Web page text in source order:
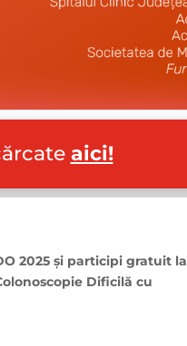
aici!
2025 și participi gratuit la
Dificilă cu